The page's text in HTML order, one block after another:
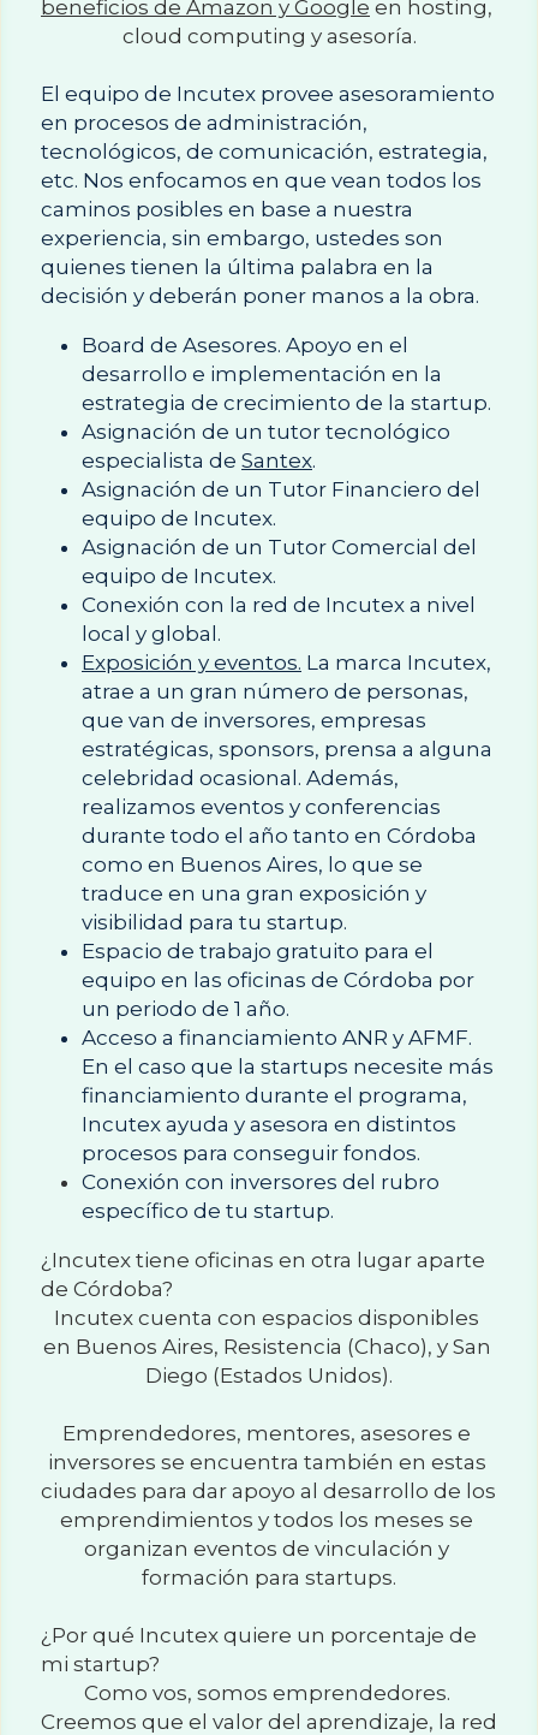
beneficios de Amazon y Google en hosting,
cloud computing y asesoría.
El equipo de Incutex provee asesoramiento
en procesos de administración,
tecnológicos, de comunicación, estrategia,
etc. Nos enfocamos en que vean todos los
caminos posibles en base a nuestra
experiencia, sin embargo, ustedes son
quienes tienen la última palabra en la
decisión y deberán poner manos a la obra.
Board de Asesores. Apoyo en el
desarrollo e implementación en la
estrategia de crecimiento de la startup.
Asignación de un tutor tecnológico
especialista de Santex.
Asignación de un Tutor Financiero del
equipo de Incutex.
Asignación de un Tutor Comercial del
equipo de Incutex.
Conexión con la red de Incutex a nivel
local y global.
Exposición y eventos. La marca Incutex,
atrae a un gran número de personas,
que van de inversores, empresas
estratégicas, sponsors, prensa a alguna
celebridad ocasional. Además,
realizamos eventos y conferencias
durante todo el año tanto en Córdoba
como en Buenos Aires, lo que se
traduce en una gran exposición y
visibilidad para tu startup.
Espacio de trabajo gratuito para el
equipo en las oficinas de Córdoba por
un periodo de 1 año.
Acceso a financiamiento ANR y AFMF.
En el caso que la startups necesite más
financiamiento durante el programa,
Incutex ayuda y asesora en distintos
procesos para conseguir fondos.
Conexión con inversores del rubro
específico de tu startup.
¿Incutex tiene oficinas en otra lugar aparte
de Córdoba?
Incutex cuenta con espacios disponibles
en Buenos Aires, Resistencia (Chaco), y San
Diego (Estados Unidos).
Emprendedores, mentores, asesores e
inversores se encuentra también en estas
ciudades para dar apoyo al desarrollo de los
emprendimientos y todos los meses se
organizan eventos de vinculación y
formación para startups.
¿Por qué Incutex quiere un porcentaje de
mi startup?
Como vos, somos emprendedores.
Creemos que el valor del aprendizaje, la red